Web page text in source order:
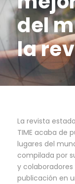
del
la
La revista
TIME acaba de
lugares del
compilada por
y colaboradores
publicación en